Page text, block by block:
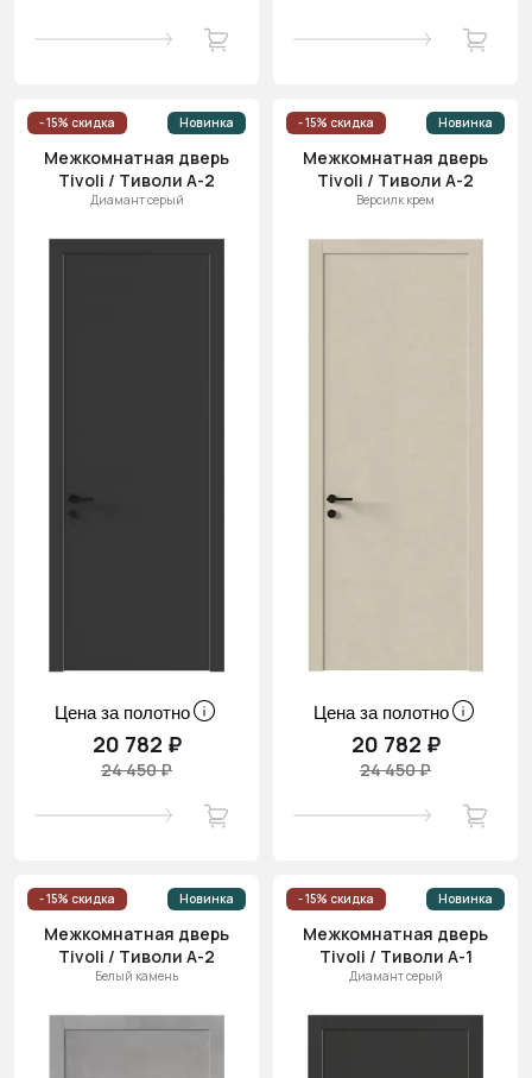
- 15% скидка Новинка
Межкомнатная дверь
Tivoli / Тиволи А-2
Диамант серый
Цена за полотно
20 782 ₽
24 450 ₽
- 15% скидка Новинка
Межкомнатная дверь
Tivoli / Тиволи А-2
Версилк крем
Цена за полотно
20 782 ₽
24 450 ₽
- 15% скидка Новинка
Межкомнатная дверь
Tivoli / Тиволи А-2
Белый камень
- 15% скидка Новинка
Межкомнатная дверь
Tivoli / Тиволи А-1
Диамант серый